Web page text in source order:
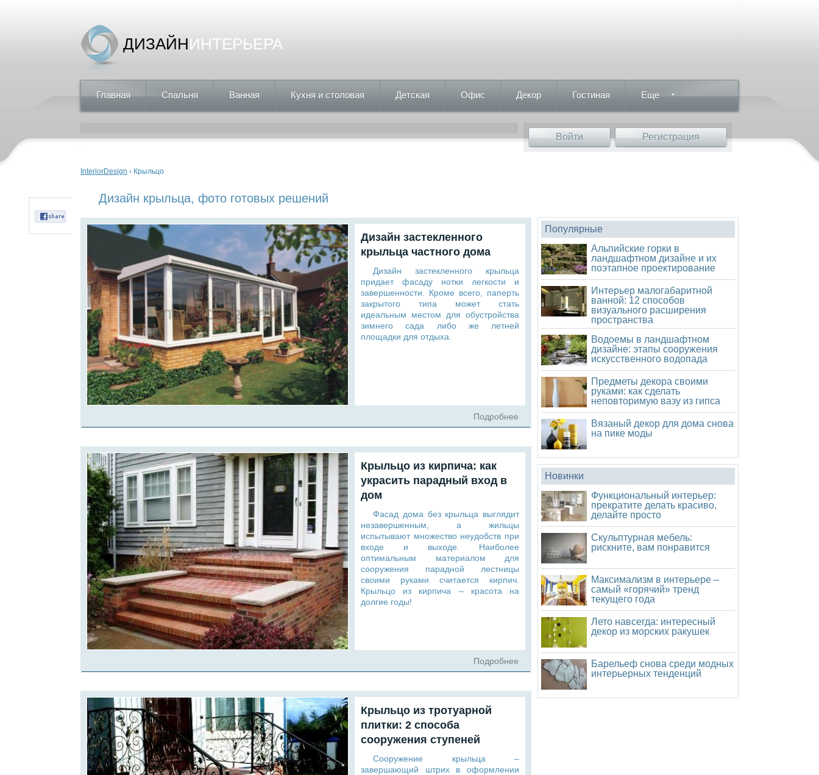
ДИЗАЙНИНТЕРЬЕРА
Главная Спальня Ванная Кухня и столовая Детская Офис Декор Гостиная Еще
Войти Регистрация
Вы здесь
InteriorDesign › Крыльцо
Дизайн крыльца, фото готовых решений
Дизайн застекленного
крыльца частного дома
Дизайн застекленного крыльца
придает фасаду нотки легкости и
завершенности. Кроме всего, паперть
закрытого типа может стать
идеальным местом для обустройства
зимнего сада либо же летней
площадки для отдыха.
Подробнее
Крыльцо из кирпича: как
украсить парадный вход в
дом
Фасад дома без крыльца выглядит
незавершенным, а жильцы
испытывают множество неудобств при
входе и выходе. Наиболее
оптимальным материалом для
сооружения парадной лестницы
своими руками считается кирпич.
Крыльцо из кирпича – красота на
долгие годы!
Подробнее
Крыльцо из тротуарной
плитки: 2 способа
сооружения ступеней
Сооружение крыльца –
завершающий штрих в оформлении
Популярные
Альпийские горки в
ландшафтном дизайне и их
поэтапное проектирование
Интерьер малогабаритной
ванной: 12 способов
визуального расширения
пространства
Водоемы в ландшафтном
дизайне: этапы сооружения
искусственного водопада
Предметы декора своими
руками: как сделать
неповторимую вазу из гипса
Вязаный декор для дома снова
на пике моды
Новинки
Функциональный интерьер:
прекратите делать красиво,
делайте просто
Скульптурная мебель:
рискните, вам понравится
Максимализм в интерьере –
самый «горячий» тренд
текущего года
Лето навсегда: интересный
декор из морских ракушек
Барельеф снова среди модных
интерьерных тенденций